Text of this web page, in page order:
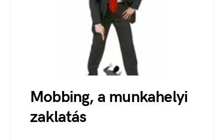
Mobbing, a munkahelyi
zaklatás